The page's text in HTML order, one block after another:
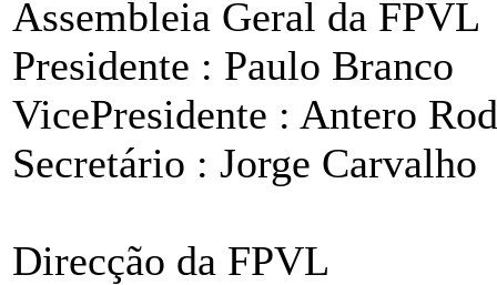
Assembleia Geral da FPVL
Presidente : Paulo Branco
VicePresidente : Antero
Secretário : Jorge Carvalho
Direcção da FPVL